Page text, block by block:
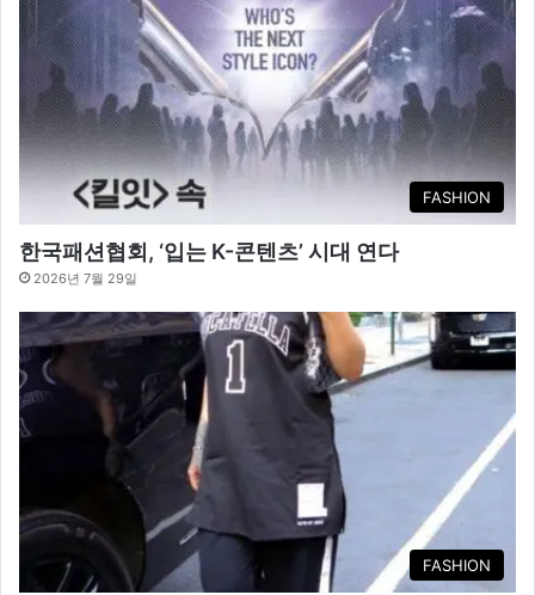
FASHION
한국패션협회, ‘입는 K-콘텐츠’ 시대 연다
2026년 7월 29일
FASHION